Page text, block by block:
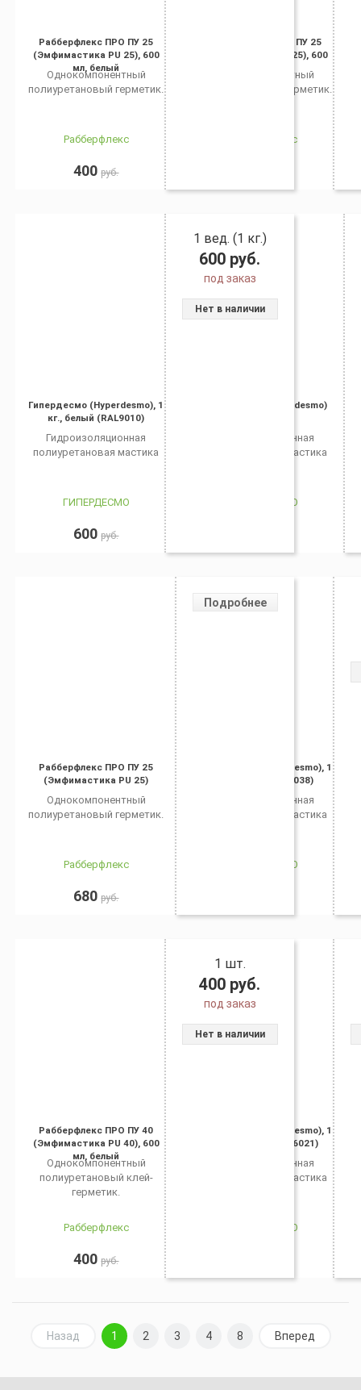
Рабберфлекс ПРО ПУ 25
(Эмфимастика PU 25), 600
мл, белый
Однокомпонентный
полиуретановый герметик.
Рабберфлекс
400руб.
Рабберфлекс ПРО ПУ 25
(Эмфимастика PU 25), 600
Однокомпонентный
полиуретановый герметик.
Рабберфлекс
Гипердесмо (Hyperdesmo), 1
кг., белый (RAL9010)
Гидроизоляционная
полиуретановая мастика
ГИПЕРДЕСМО
600руб.
1 вед. (1 кг.)
600 руб.
под заказ
Нет в наличии
Гипердесмо (Hyperdesmo)
Гидроизоляционная
полиуретановая мастика
ГИПЕРДЕСМО
Рабберфлекс ПРО ПУ 25
(Эмфимастика PU 25)
Однокомпонентный
полиуретановый герметик.
Рабберфлекс
680руб.
Подробнее
Гипердесмо (Hyperdesmo), 1
кг., серый (RAL7038)
Гидроизоляционная
полиуретановая мастика
ГИПЕРДЕСМО
Рабберфлекс ПРО ПУ 40
(Эмфимастика PU 40), 600
мл, белый
Однокомпонентный
полиуретановый клей-
герметик.
Рабберфлекс
400руб.
1 шт.
400 руб.
под заказ
Нет в наличии
Гипердесмо (Hyperdesmo), 1
кг., зеленый (RAL6021)
Гидроизоляционная
полиуретановая мастика
ГИПЕРДЕСМО
Назад 1 2 3 4 8 Вперед